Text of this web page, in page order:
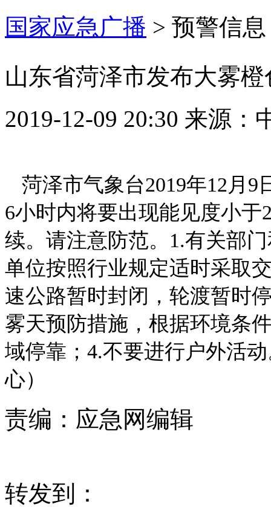
国家应急广播 > 预警信息
山东省菏泽市发布大雾
2019-12-09 20:30 来源：
菏泽市气象台2019年12月
6小时内将要出现能见度小
续。请注意防范。1.有关部
单位按照行业规定适时采取
速公路暂时封闭，轮渡暂时
雾天预防措施，根据环境条
域停靠；4.不要进行户外活
心）
责编： 应急网编辑
转发到：